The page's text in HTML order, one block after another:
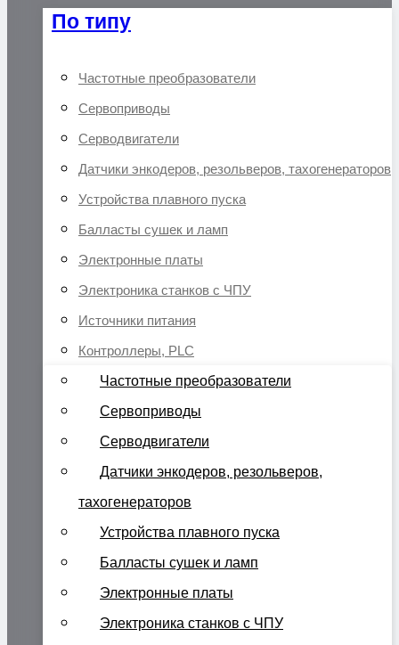
По типу
Частотные преобразователи
Сервоприводы
Серводвигатели
Датчики энкодеров, резольверов, тахогенераторов
Устройства плавного пуска
Балласты сушек и ламп
Электронные платы
Электроника станков с ЧПУ
Источники питания
Контроллеры, PLC
Частотные преобразователи
Сервоприводы
Серводвигатели
Датчики энкодеров, резольверов,
тахогенераторов
Устройства плавного пуска
Балласты сушек и ламп
Электронные платы
Электроника станков с ЧПУ